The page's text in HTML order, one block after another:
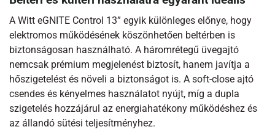
A Witt eGNITE Control 13” egyik különleges előnye, hogy
elektromos működésének köszönhetően beltérben is
biztonságosan használható. A háromrétegű üvegajtó
nemcsak prémium megjelenést biztosít, hanem javítja a
hőszigetelést és növeli a biztonságot is. A soft-close ajtó
csendes és kényelmes használatot nyújt, míg a dupla
szigetelés hozzájárul az energiahatékony működéshez és
az állandó sütési teljesítményhez.